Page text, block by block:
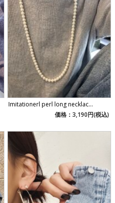
Imitationerl perl long necklac...
価格：3,190円(税込)